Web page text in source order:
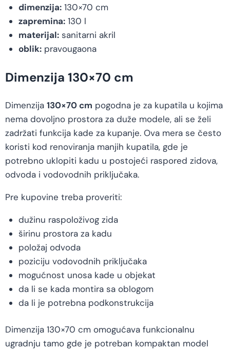
dimenzija:130×70 cm
zapremina:130 l
materijal:sanitarni akril
oblik:pravougaona
Dimenzija 130×70 cm
Dimenzija 130×70 cm pogodna je za kupatila u kojima
nema dovoljno prostora za duže modele, ali se želi
zadržati funkcija kade za kupanje. Ova mera se često
koristi kod renoviranja manjih kupatila, gde je
potrebno uklopiti kadu u postojeći raspored zidova,
odvoda i vodovodnih priključaka.
Pre kupovine treba proveriti:
dužinu raspoloživog zida
širinu prostora za kadu
položaj odvoda
poziciju vodovodnih priključaka
mogućnost unosa kade u objekat
da li se kada montira sa oblogom
da li je potrebna podkonstrukcija
Dimenzija 130×70 cm omogućava funkcionalnu
ugradnju tamo gde je potreban kompaktan model